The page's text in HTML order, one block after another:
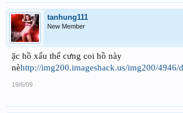
tanhung111
New Member
ặc hồ xấu thế cưng coi hồ này
nèhttp://img200.imageshack.us/img200/4946/
19/6/09